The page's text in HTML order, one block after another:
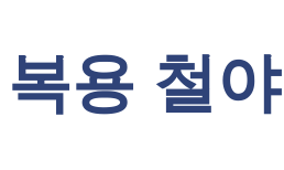
용 철야